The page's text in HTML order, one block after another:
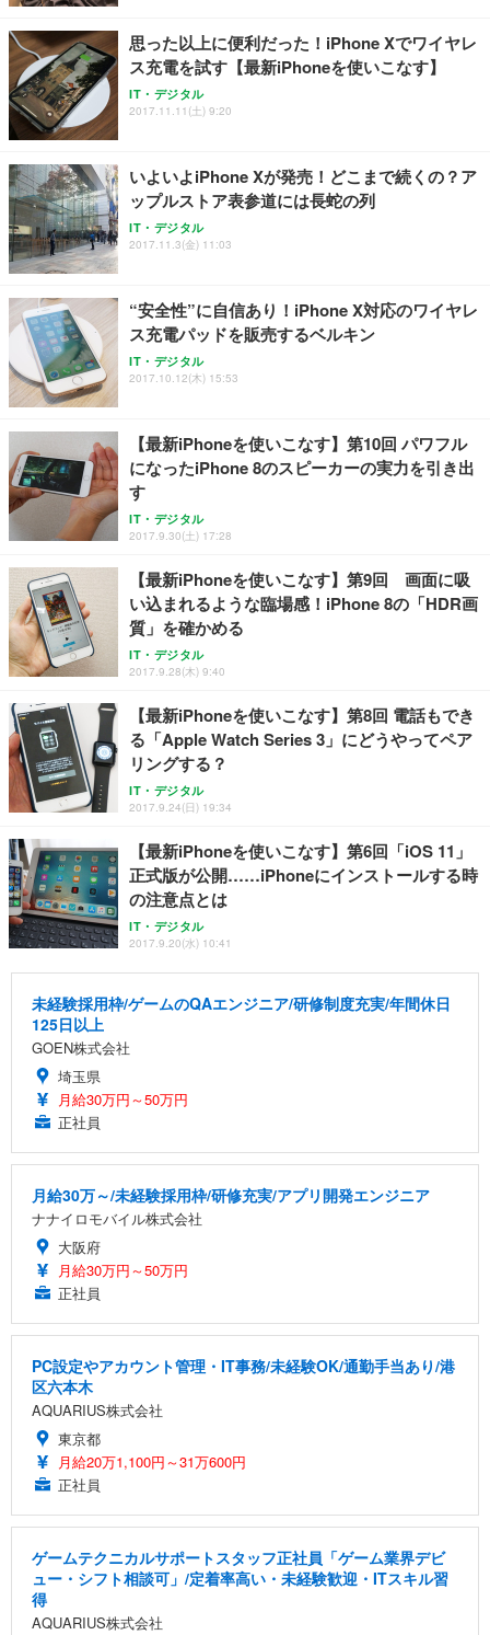
ト 幅52×奥行58.5×高さ84～96cm テレワーク 在宅
勤務 ブラック
￥4,139
像低減 (3年保証 | 輝点保証 | 日本メーカー)
￥34,980
￥3,731
思った以上に便利だった！iPhone Xでワイヤレ
ス充電を試す【最新iPhoneを使いこなす】
IT・デジタル
2017.11.11(土) 9:20
いよいよiPhone Xが発売！どこまで続くの？ア
ップルストア表参道には長蛇の列
IT・デジタル
2017.11.3(金) 11:03
“安全性”に自信あり！iPhone X対応のワイヤレ
ス充電パッドを販売するベルキン
IT・デジタル
2017.10.12(木) 15:53
【最新iPhoneを使いこなす】第10回 パワフル
になったiPhone 8のスピーカーの実力を引き出
す
IT・デジタル
2017.9.30(土) 17:28
【最新iPhoneを使いこなす】第9回 画面に吸
い込まれるような臨場感！iPhone 8の「HDR画
質」を確かめる
IT・デジタル
2017.9.28(木) 9:40
【最新iPhoneを使いこなす】第8回 電話もでき
る「Apple Watch Series 3」にどうやってペア
リングする？
IT・デジタル
2017.9.24(日) 19:34
【最新iPhoneを使いこなす】第6回「iOS 11」
正式版が公開……iPhoneにインストールする時
の注意点とは
IT・デジタル
2017.9.20(水) 10:41
未経験採用枠/ゲームのQAエンジニア/研修制度充実/年間休日
125日以上
GOEN株式会社
埼玉県
月給30万円～50万円
正社員
月給30万～/未経験採用枠/研修充実/アプリ開発エンジニア
ナナイロモバイル株式会社
大阪府
月給30万円～50万円
正社員
PC設定やアカウント管理・IT事務/未経験OK/通勤手当あり/港
区六本木
AQUARIUS株式会社
東京都
月給20万1,100円～31万600円
正社員
ゲームテクニカルサポートスタッフ正社員「ゲーム業界デビ
ュー・シフト相談可」/定着率高い・未経験歓迎・ITスキル習
得
AQUARIUS株式会社